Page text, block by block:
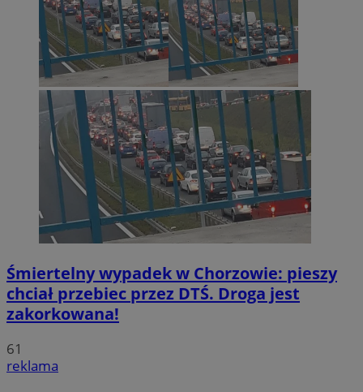
Śmiertelny wypadek w Chorzowie: pieszy
chciał przebiec przez DTŚ. Droga jest
zakorkowana!
61
reklama